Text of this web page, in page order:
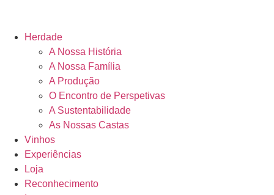
Herdade
A Nossa História
A Nossa Família
A Produção
O Encontro de Perspetivas
A Sustentabilidade
As Nossas Castas
Vinhos
Experiências
Loja
Reconhecimento